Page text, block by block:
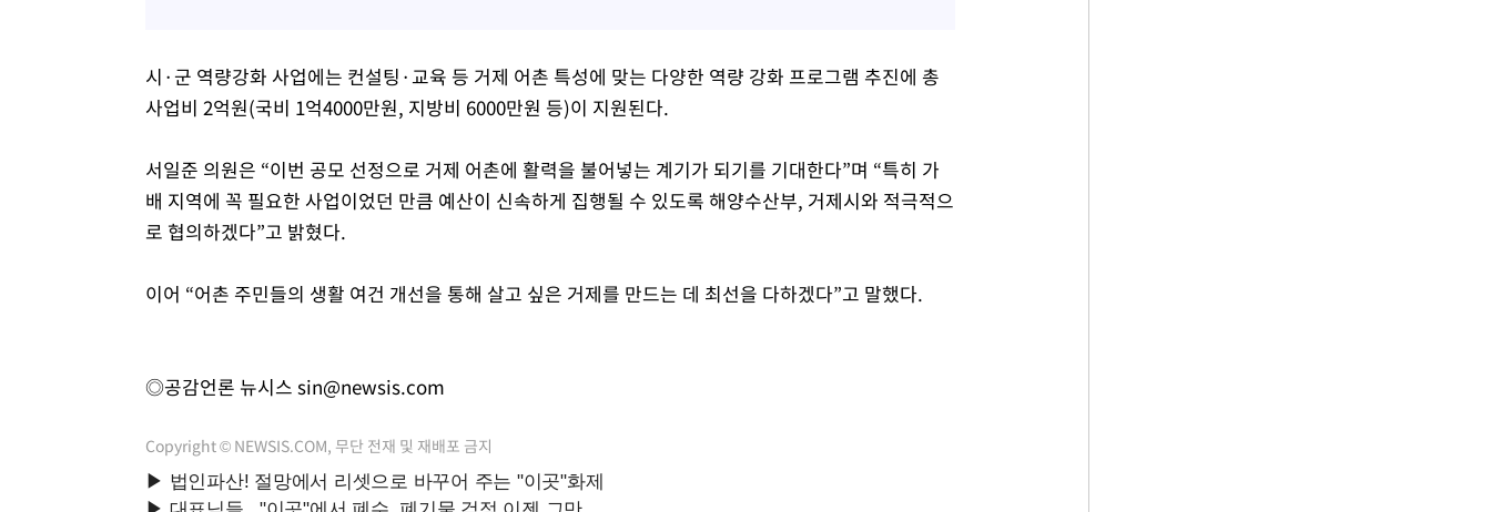
시·군 역량강화 사업에는 컨설팅·교육 등 거제 어촌 특성에 맞는 다양한 역량 강화 프로그램 추진에 총
사업비 2억원(국비 1억4000만원, 지방비 6000만원 등)이 지원된다.
서일준 의원은 “이번 공모 선정으로 거제 어촌에 활력을 불어넣는 계기가 되기를 기대한다”며 “특히 가
배 지역에 꼭 필요한 사업이었던 만큼 예산이 신속하게 집행될 수 있도록 해양수산부, 거제시와 적극적으
로 협의하겠다”고 밝혔다.
이어 “어촌 주민들의 생활 여건 개선을 통해 살고 싶은 거제를 만드는 데 최선을 다하겠다”고 말했다.
◎공감언론 뉴시스 sin@newsis.com
Copyright © NEWSIS.COM, 무단 전재 및 재배포 금지